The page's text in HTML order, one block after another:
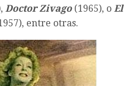
Doctor Zivago(1965), o El
entre otras.